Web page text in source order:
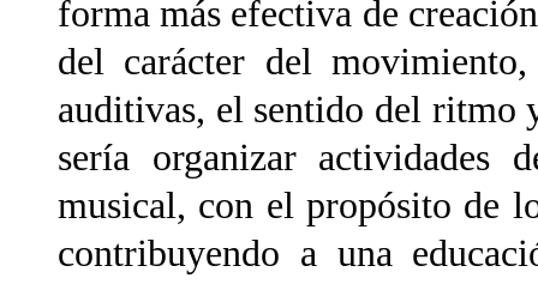
forma más efectiva de
del carácter del
auditivas, el sentido del ritmo
sería organizar actividades
musical, con el propósito de
contribuyendo a una